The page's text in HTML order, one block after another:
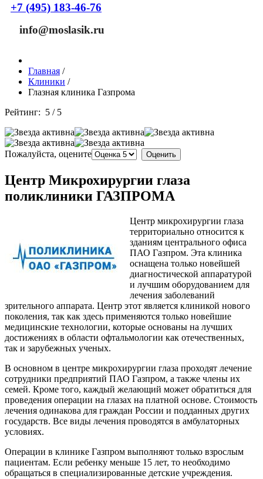
+7 (495) 183-46-76
info@moslasik.ru
Главная /
Клиники /
Глазная клиника Газпрома
Рейтинг: 5 / 5
Пожалуйста, оцените
Центр Микрохирургии глаза
поликлиники ГАЗПРОМА
Центр микрохирургии глаза
территориально относится к
зданиям центрального офиса
ПАО Газпром. Эта клиника
оснащена только новейшей
диагностической аппаратурой
и лучшим оборудованием для
лечения заболеваний
зрительного аппарата. Центр этот является клиникой нового
поколения, так как здесь применяются только новейшие
медицинские технологии, которые основаны на лучших
достижениях в области офтальмологии как отечественных,
так и зарубежных ученых.
В основном в центре микрохирургии глаза проходят лечение
сотрудники предприятий ПАО Газпром, а также члены их
семей. Кроме того, каждый желающий может обратиться для
проведения операции на глазах на платной основе. Стоимость
лечения одинакова для граждан России и подданных других
государств. Все виды лечения проводятся в амбулаторных
условиях.
Операции в клинике Газпром выполняют только взрослым
пациентам. Если ребенку меньше 15 лет, то необходимо
обращаться в специализированные детские учреждения.